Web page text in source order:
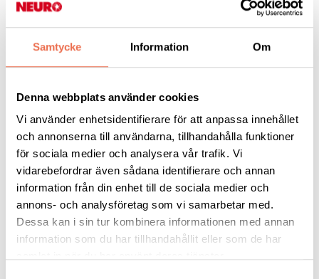
Samtycke Information Om
Denna webbplats använder cookies
Vi använder enhetsidentifierare för att anpassa innehållet
och annonserna till användarna, tillhandahålla funktioner
för sociala medier och analysera vår trafik. Vi
vidarebefordrar även sådana identifierare och annan
information från din enhet till de sociala medier och
annons- och analysföretag som vi samarbetar med.
Dessa kan i sin tur kombinera informationen med annan
information som du har tillhandahållit eller som de har
sig som ett föregångsland för mänskliga rättigheter. Men för
många personer med funktionsnedsättning fungerar
rättigheterna inte i praktiken. Trots att Sverige ratificerat
ändras.
Skriv under
namninsamlingen för att göra
funktionsrättskonventionen till svensk lag:
Gör Funktionsrättskonventionen till lag!
Tipsa